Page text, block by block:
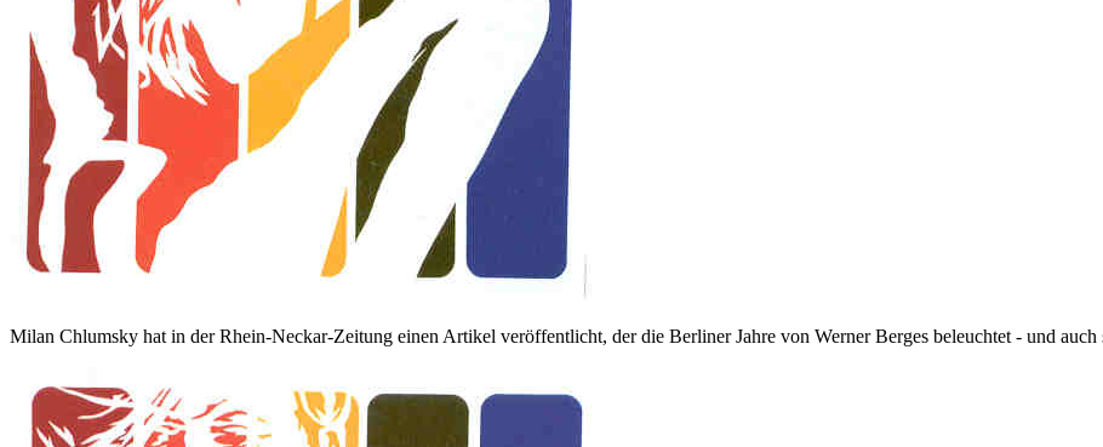
Milan Chlumsky hat in der Rhein-Neckar-Zeitung einen Artikel veröffentlicht, der die Berliner Jahre von Werner Berges beleuchtet - und